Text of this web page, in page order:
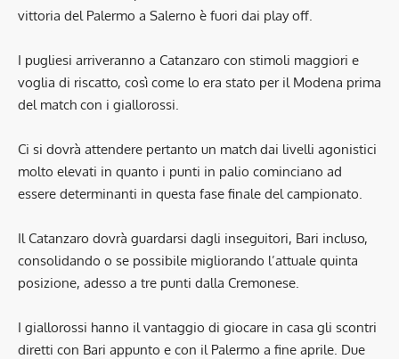
vittoria del Palermo a Salerno è fuori dai play off.
I pugliesi arriveranno a Catanzaro con stimoli maggiori e
voglia di riscatto, così come lo era stato per il Modena prima
del match con i giallorossi.
Ci si dovrà attendere pertanto un match dai livelli agonistici
molto elevati in quanto i punti in palio cominciano ad
essere determinanti in questa fase finale del campionato.
Il Catanzaro dovrà guardarsi dagli inseguitori, Bari incluso,
consolidando o se possibile migliorando l’attuale quinta
posizione, adesso a tre punti dalla Cremonese.
I giallorossi hanno il vantaggio di giocare in casa gli scontri
diretti con Bari appunto e con il Palermo a fine aprile. Due